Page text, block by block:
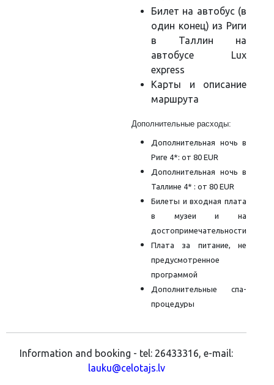
Билет на автобус (в
один конец) из Риги
в Таллин на
автобусе Lux
express
Карты и описание
маршрута
Дополнительные расходы:
Дополнительная ночь в
Риге 4*: от 80 EUR
Дополнительная ночь в
Таллине 4* : от 80 EUR
Билеты и входная плата
в музеи и на
достопримечательности
Плата за питание, не
предусмотренное
программой
Дополнительные спа-
процедуры
Information and booking - tel: 26433316, e-mail:
lauku@celotajs.lv